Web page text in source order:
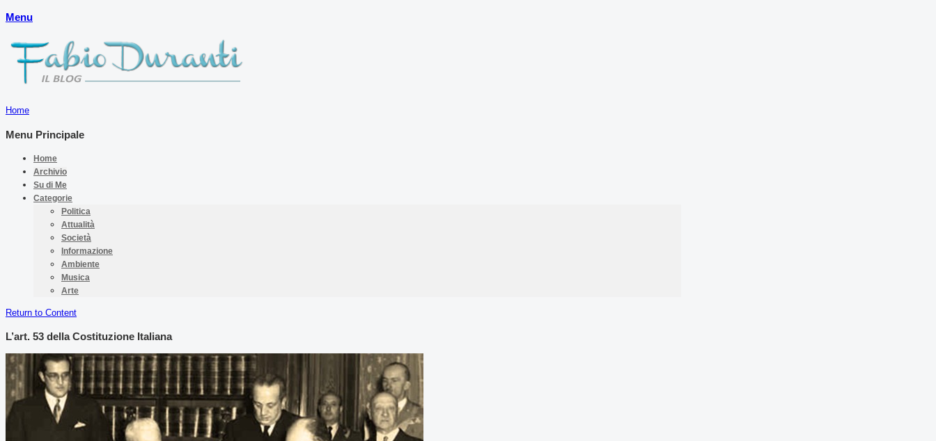
Menu
Home
Menu Principale
Home
Archivio
Su di Me
Categorie
Politica
Attualità
Società
Informazione
Ambiente
Musica
Arte
Return to Content
L’art. 53 della Costituzione Italiana